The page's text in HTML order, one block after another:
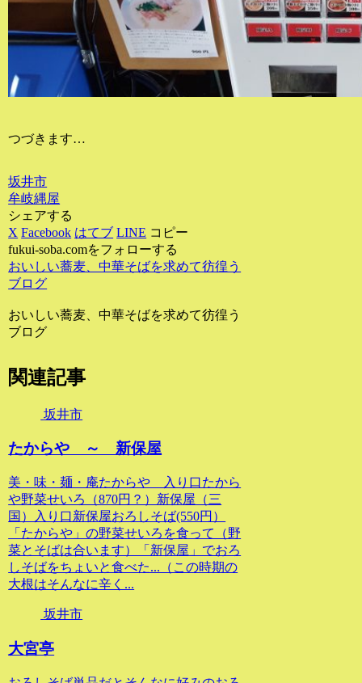
つづきます…
坂井市
牟岐縄屋
シェアする
X Facebook はてブ LINE コピー
fukui-soba.comをフォローする
おいしい蕎麦、中華そばを求めて彷徨う
ブログ
おいしい蕎麦、中華そばを求めて彷徨う
ブログ
関連記事
坂井市
たからや ～ 新保屋
美・味・麺・庵たからや 入り口たから
や野菜せいろ（870円？）新保屋（三
国）入り口新保屋おろしそば(550円）
「たからや」の野菜せいろを食って（野
菜とそばは合います）「新保屋」でおろ
しそばをちょいと食べた...（この時期の
大根はそんなに辛く...
坂井市
大宮亭